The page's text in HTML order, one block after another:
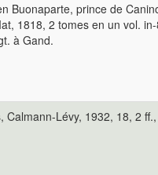
Buonaparte, prince de
1818, 2 tomes en un vol.
à Gand.
Lévy, 1932, 18, 2